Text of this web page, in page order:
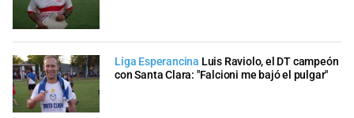
Liga Esperancina Luis Raviolo, el DT campeón
con Santa Clara: "Falcioni me bajó el pulgar"